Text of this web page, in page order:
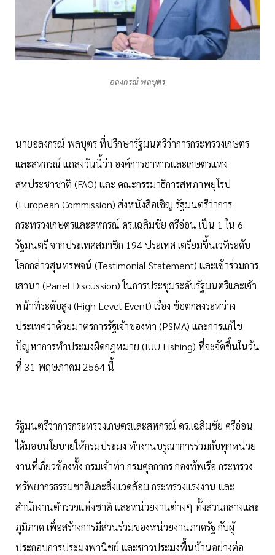
อลงกรณ์ พลบุตร
นายอลงกรณ์ พลบุตร ที่ปรึกษารัฐมนตรีว่าการกระทรวงเกษตร
และสหกรณ์ แถลงวันนี้ว่า องค์การอาหารและเกษตรแห่ง
สหประชาชาติ (FAO) และ คณะกรรมาธิการสหภาพยุโรป
(European Commission) ส่งหนังสือเชิญ รัฐมนตรีว่าการ
กระทรวงเกษตรและสหกรณ์ ดร.เฉลิมชัย ศรีอ่อน เป็น 1 ใน 6
รัฐมนตรี จากประเทศสมาชิก 194 ประเทศ เตรียมขึ้นเวทีระดับ
โลกกล่าวสุนทรพจน์ (Testimonial Statement) และเข้าร่วมการ
เสวนา (Panel Discussion) ในการประชุมระดับรัฐมนตรีและเจ้า
หน้าที่ระดับสูง (High-Level Event) เรื่อง ข้อตกลงระหว่าง
ประเทศว่าด้วยมาตรการรัฐเจ้าของท่า (PSMA) และการแก้ไข
ปัญหาการทำประมงผิดกฎหมาย (IUU Fishing) ที่จะจัดขึ้นในวัน
ที่ 31 พฤษภาคม 2564 นี้
รัฐมนตรีว่าการกระทรวงเกษตรและสหกรณ์ ดร.เฉลิมชัย ศรีอ่อน
ได้มอบนโยบายให้กรมประมง ทำงานบรูณาการร่วมกับทุกหน่วย
งานที่เกี่ยวข้องทั้ง กรมเจ้าท่า กรมศุลกากร กองทัพเรือ กระทรวง
ทรัพยากรธรรมชาติและสิ่งแวดล้อม กระทรวงแรงงาน และ
สำนักงานตำรวจแห่งชาติ และหน่วยงานต่างๆ ทั้งส่วนกลางและ
ภูมิภาค เพื่อสร้างการมีส่วนร่วมของหน่วยงานภาครัฐ กับผู้
ประกอบการประมงพานิชย์ และชาวประมงพื้นบ้านอย่างต่อ